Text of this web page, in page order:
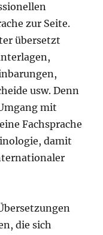
zur Seite.
übersetzt
usw. Denn
mit
Fachsprache
damit
die sich